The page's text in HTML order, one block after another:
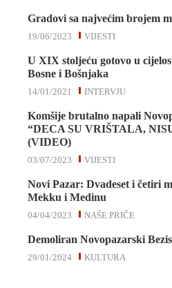
Gradovi sa najvećim brojem
VIJESTI
19/06/2023
U XIX stoljeću gotovo u
Bosne i Bošnjaka
INTERVJU
14/01/2021
Komšije brutalno napali
“DECA SU VRIŠTALA,
(VIDEO)
VIJESTI
03/07/2023
Novi Pazar: Dvadeset i četiri
Mekku i Medinu
NAŠE PRIČE
04/04/2023
Demoliran Novopazarski
KULTURA
29/01/2024